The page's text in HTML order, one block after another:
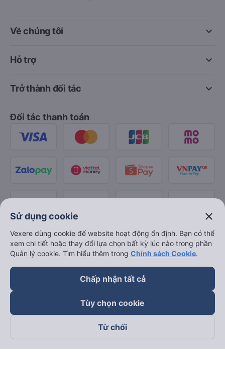
keyboard_arrow_down
Về chúng tôi
keyboard_arrow_down
Hỗ trợ
keyboard_arrow_down
Trở thành đối tác
Đối tác thanh toán
Theo dõi chúng tôi trên
Sử dụng cookie close
Vexere dùng cookie để website hoạt động ổn định. Bạn có thể
xem chi tiết hoặc thay đổi lựa chọn bất kỳ lúc nào trong phần
Quản lý cookie. Tìm hiểu thêm trong Chính sách Cookie.
Chấp nhận tất cả
Tùy chọn cookie
Từ chối